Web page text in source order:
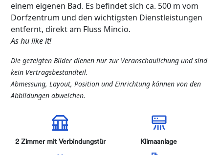
einem eigenen Bad. Es befindet sich ca. 500 m vom
Dorfzentrum und den wichtigsten Dienstleistungen
entfernt, direkt am Fluss Mincio.
As hu like it!
Diegezeigten Bilder dienen nurzur Veranschaulichung undsind
kein Vertragsbestandteil.
Abmessung, Layout, Position undEinrichtung können von den
Abbildungen abweichen.
2 Zimmer mit Verbindungstür Klimaanlage